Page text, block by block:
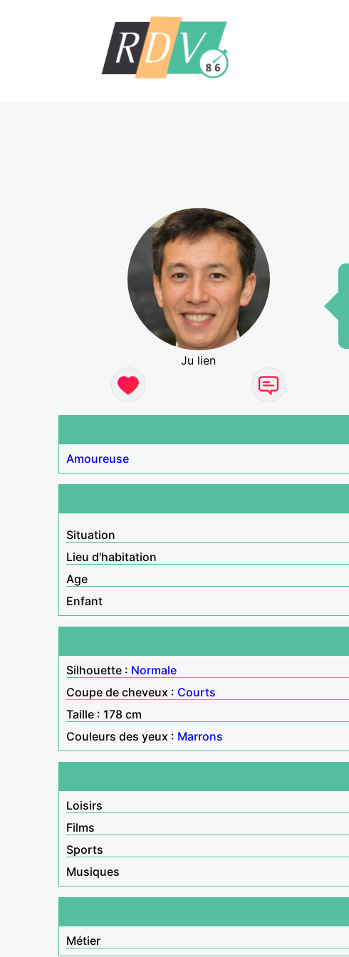
Ju lien
Amoureuse
Situation
Lieu d'habitation
Age
Enfant
Silhouette : Normale
Coupe de cheveux : Courts
Taille : 178 cm
Couleurs des yeux : Marrons
Loisirs
Films
Sports
Musiques
Métier